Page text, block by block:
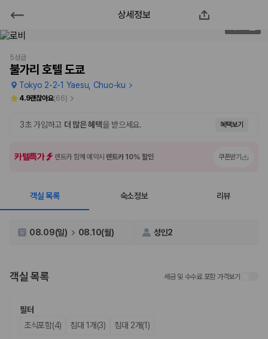
불가리 호텔 도쿄
2000만 이용고객이 선택한 제주 렌트카 가격비교 플랫폼
제주렌트카 가격비교는 카모아에서 한 번에
제주도 렌트카는 업체마다 차량 가격, 보험 조건, 면책금, 보상 한도, 인수
장소, 취소 규정이 다릅니다. 카모아는 여러 제주 렌트카 업체의 조건을 한
업체별 가격비교:
제주 렌트카 업체별 실시간 예약 가능 차량과 요금
차종별 최저가 비교:
인원에 맞는 차종별 가격을 비교합니다.
보험 조건 비교:일반자차, 완전자차, 슈퍼자차의 면책금과 보상 한
상세정보
5성급
불가리 호텔 도쿄
Tokyo 2-2-1 Yaesu, Chuo-ku
4.9괜찮아요(66)
3초 가입하고 더 많은 혜택을 받으세요. 혜택보기
카텔특가 렌트카 함께 예약시렌트카 10% 할인 쿠폰받기
객실 목록 숙소정보 리뷰
08.09(일) 08.10(월) 성인2
객실 목록 세금 및 수수료 포함 가격보기
필터
조식포함(4)
침대 1개(3) 침대 2개(1)